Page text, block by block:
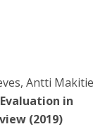
Antti Makitie
in
(2019)